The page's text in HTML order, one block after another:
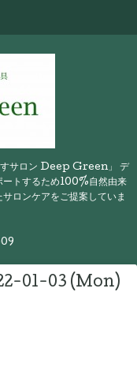
すサロン Deep Green」 デ
ートするため100%自然由来
ロンケアをご提案していま
01-03 (Mon)